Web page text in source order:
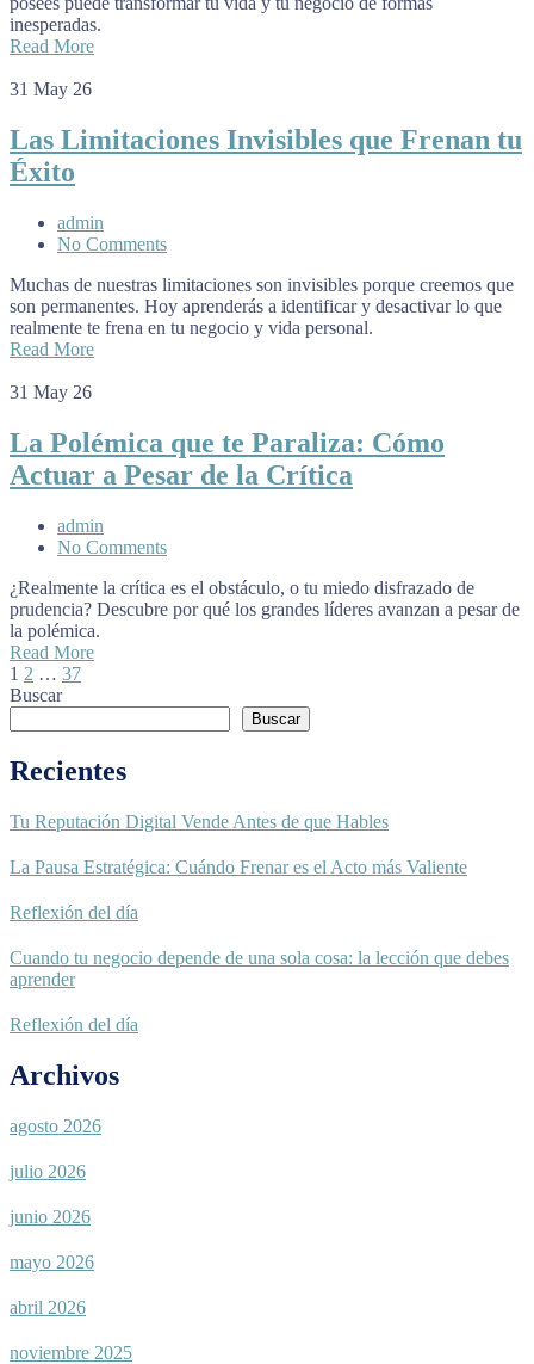
inesperadas.
Read More
31 May 26
Las Limitaciones Invisibles que Frenan tu
Éxito
admin
No Comments
Muchas de nuestras limitaciones son invisibles porque creemos que
son permanentes. Hoy aprenderás a identificar y desactivar lo que
realmente te frena en tu negocio y vida personal.
Read More
31 May 26
La Polémica que te Paraliza: Cómo
Actuar a Pesar de la Crítica
admin
No Comments
¿Realmente la crítica es el obstáculo, o tu miedo disfrazado de
prudencia? Descubre por qué los grandes líderes avanzan a pesar de
la polémica.
Read More
1 2 … 37
Buscar
Buscar
Recientes
Tu Reputación Digital Vende Antes de que Hables
La Pausa Estratégica: Cuándo Frenar es el Acto más Valiente
Reflexión del día
Cuando tu negocio depende de una sola cosa: la lección que debes
aprender
Reflexión del día
Archivos
agosto 2026
julio 2026
junio 2026
mayo 2026
abril 2026
noviembre 2025